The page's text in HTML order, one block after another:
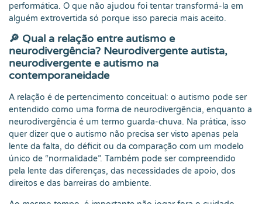
performática. O que não ajudou foi tentar transformá-la em
alguém extrovertida só porque isso parecia mais aceito.
🔎 Qual a relação entre autismo e
neurodivergência? Neurodivergente autista,
neurodivergente e autismo na
contemporaneidade
A relação é de pertencimento conceitual: o autismo pode ser
entendido como uma forma de neurodivergência, enquanto a
neurodivergência é um termo guarda-chuva. Na prática, isso
quer dizer que o autismo não precisa ser visto apenas pela
lente da falta, do déficit ou da comparação com um modelo
único de “normalidade”. Também pode ser compreendido
pela lente das diferenças, das necessidades de apoio, dos
direitos e das barreiras do ambiente.